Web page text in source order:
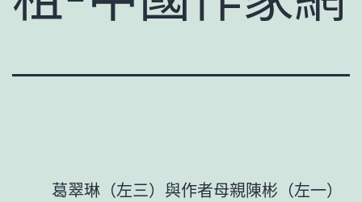
葛翠琳（左三）與作者母親陳彬（左一）